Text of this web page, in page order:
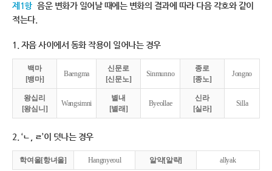
제1항 음운 변화가 일어날 때에는 변화의 결과에 따라 다음 각호와 같이
적는다.
1. 자음 사이에서 동화 작용이 일어나는 경우
백마
[뱅마]
Baengma
신문로
[신문노]
Sinmunno
종로
[종노]
Jongno
왕십리
[왕심니]
Wangsimni
별내
[별래]
Byeollae
신라
[실라]
Silla
2. ‘ㄴ, ㄹ’이 덧나는 경우
학여울[항녀울] Hangnyeoul 알약[알략] allyak